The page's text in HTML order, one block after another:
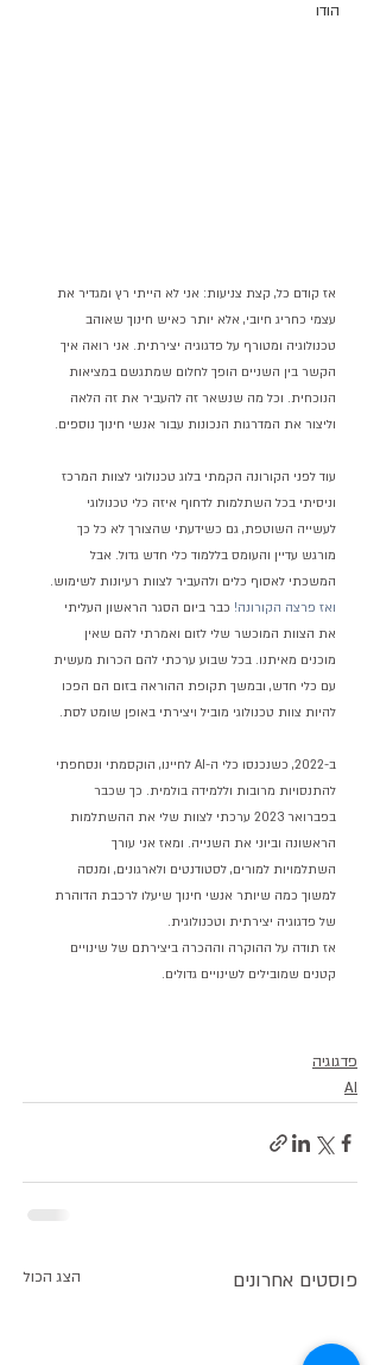
הודו
אז קודם כל, קצת צניעות: אני לא הייתי רץ ומגדיר את
עצמי כחריג חיובי, אלא יותר כאיש חינוך שאוהב
טכנולוגיה ומטורף על פדגוגיה יצירתית. אני רואה איך
הקשר בין השניים הופך לחלום שמתגשם במציאות
הנוכחית. וכל מה שנשאר זה להעביר את זה הלאה
וליצור את המדרגות הנכונות עבור אנשי חינוך נוספים.
עוד לפני הקורונה הקמתי בלוג טכנולוגי לצוות המרכז
וניסיתי בכל השתלמות לדחוף איזה כלי טכנולוגי
לעשייה השוטפת, גם כשידעתי שהצורך לא כל כך
מורגש עדיין והעומס בללמוד כלי חדש גדול. אבל
המשכתי לאסוף כלים ולהעביר לצוות רעיונות לשימוש.
ואז פרצה הקורונה! כבר ביום הסגר הראשון העליתי
את הצוות המוכשר שלי לזום ואמרתי להם שאין
מוכנים מאיתנו. בכל שבוע ערכתי להם הכרות מעשית
עם כלי חדש, ובמשך תקופת ההוראה בזום הם הפכו
להיות צוות טכנולוגי מוביל ויצירתי באופן שומט לסת.
ב-2022, כשנכנסו כלי ה-AI לחיינו, הוקסמתי ונסחפתי
להתנסויות מרובות וללמידה בולמית. כך שכבר
בפברואר 2023 ערכתי לצוות שלי את ההשתלמות
הראשונה וביוני את השנייה. ומאז אני עורך
השתלמויות למורים, לסטודנטים ולארגונים, ומנסה
למשוך כמה שיותר אנשי חינוך שיעלו לרכבת הדוהרת
של פדגוגיה יצירתית וטכנולוגית.
אז תודה על ההוקרה וההכרה ביצירתם של שינויים
קטנים שמובילים לשינויים גדולים.
פדגוגיה
AI
פוסטים אחרונים הצג הכול